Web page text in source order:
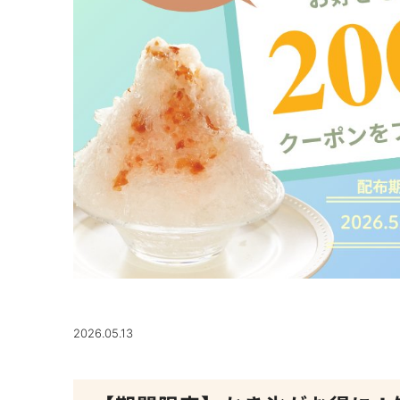
2026.05.13